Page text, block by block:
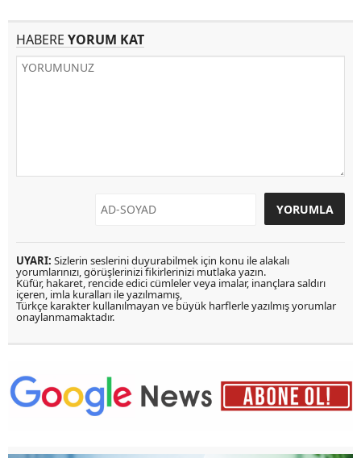
HABERE YORUM KAT
UYARI: Sizlerin seslerini duyurabilmek için konu ile alakalı
yorumlarınızı, görüşlerinizi fikirlerinizi mutlaka yazın.
Küfür, hakaret, rencide edici cümleler veya imalar, inançlara saldırı
içeren, imla kuralları ile yazılmamış,
Türkçe karakter kullanılmayan ve büyük harflerle yazılmış yorumlar
onaylanmamaktadır.